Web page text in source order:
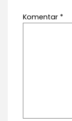
Komentar *